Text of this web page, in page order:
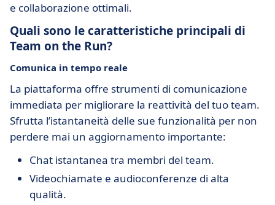
e collaborazione ottimali.
Quali sono le caratteristiche principali di
Team on the Run?
Comunica in tempo reale
La piattaforma offre strumenti di comunicazione
immediata per migliorare la reattività del tuo team.
Sfrutta l’istantaneità delle sue funzionalità per non
perdere mai un aggiornamento importante:
Chat istantanea tra membri del team.
Videochiamate e audioconferenze di alta
qualità.